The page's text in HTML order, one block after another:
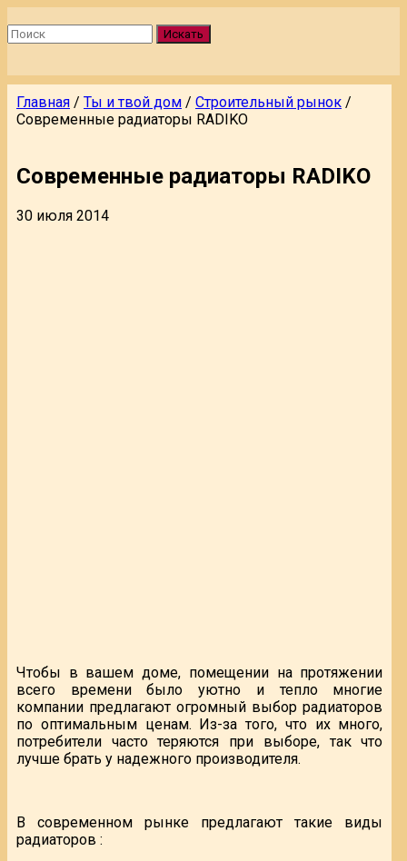
Искать
Главная / Ты и твой дом / Строительный рынок /
Современные радиаторы RADIKO
Современные радиаторы RADIKO
30 июля 2014
Чтобы в вашем доме, помещении на протяжении
всего времени было уютно и тепло многие
компании предлагают огромный выбор радиаторов
по оптимальным ценам. Из-за того, что их много,
потребители часто теряются при выборе, так что
лучше брать у надежного производителя.
В современном рынке предлагают такие виды
радиаторов :